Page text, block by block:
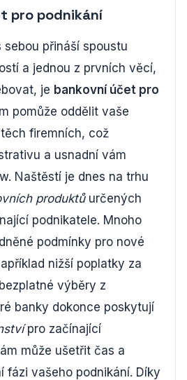
pro podnikání
přináší spoustu
a jednou z prvních věcí,
je bankovní účet pro
pomůže oddělit vaše
firemních, což
a usnadní vám
Naštěstí je dnes na trhu
produktůurčených
podnikatele. Mnoho
podmínky pro nové
nižší poplatky za
výběry z
banky dokonce poskytují
pro začínající
může ušetřit čas a
fázi vašeho podnikání. Díky